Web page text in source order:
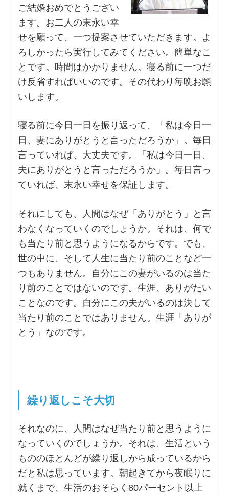
三田助祭の講座
オルガンメディテーション
お問合せ
交通・アクセス
ご利用にあたって
交通・アクセス
ご結婚おめでとうござい
ます。お二人の末永い幸
せを願って、一つ提案させていただきます。よ
ろしかったら実行してみてください。簡単なこ
とです。時間はかかりません。寝る前に一つだ
け反省すればいいのです。その代わり毎晩お願
いします。
寝る前に今日一日を振り返って、「私は今日一
日、妻にありがとうと言っただろうか」。毎日
言っていれば、大丈夫です。「私は今日一日、
夫にありがとうと言っただろうか」。毎日言っ
ていれば、末永い幸せを保証します。
それにしても、人間はなぜ「ありがとう」と言
わなくなっていくのでしょうか。それは、何で
も当たり前と思うようになるからです。でも、
世の中に、そして人生に当たり前のことなど一
つもありません。自分にこの妻がいるのは当た
り前のことではないのです。生涯、ありがたい
ことなのです。自分にこの夫がいるのは決して
当たり前のことではありません。生涯「ありが
とう」なのです。
繰り返しこそ大切
それなのに、人間はなぜ当たり前と思うように
なっていくのでしょうか。それは、生活という
もののほとんどが繰り返しから成っているから
だと私は思っています。朝起きてから夜眠りに
就くまで、生活のおそらく80パーセント以上